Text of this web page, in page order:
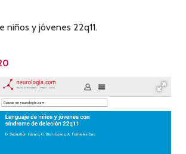
niños y jóvenes 22q11.